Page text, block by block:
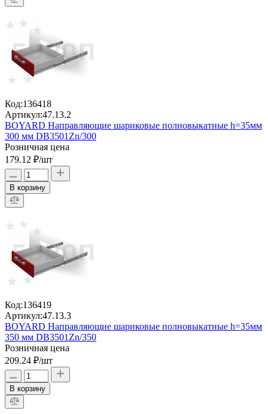
Код:136418
Артикул:47.13.2
BOYARD Направляющие шариковые полновыкатные h=35мм
300 мм DB3501Zn/300
Розничная цена
179.12 ₽/шт
В корзину
Код:136419
Артикул:47.13.3
BOYARD Направляющие шариковые полновыкатные h=35мм
350 мм DB3501Zn/350
Розничная цена
209.24 ₽/шт
В корзину